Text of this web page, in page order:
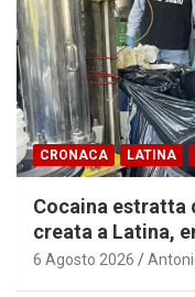
CRONACA LATINA
Cocaina estratta
creata a Latina,
6 Agosto 2026